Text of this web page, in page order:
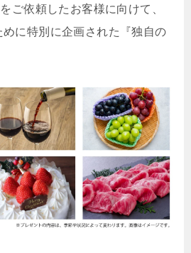
ご依頼したお客様に向けて、
めに特別に企画された『独自の